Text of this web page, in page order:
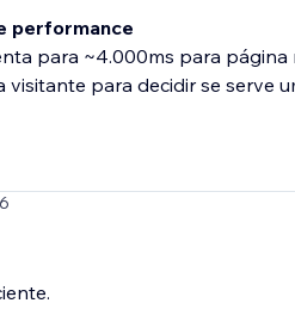
performance
para ~4.000ms para
para decidir se serve